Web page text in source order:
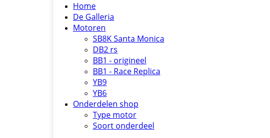
Home
De Galleria
Motoren
SB8K Santa Monica
DB2 rs
BB1 - origineel
BB1 - Race Replica
YB9
YB6
Onderdelen shop
Type motor
Soort onderdeel